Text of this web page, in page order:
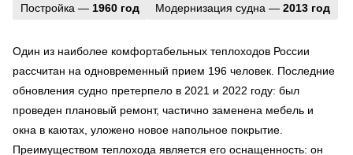
Постройка — 1960 год Модернизация судна — 2013 год
Один из наиболее комфортабельных теплоходов России
рассчитан на одновременный прием 196 человек. Последние
обновления судно претерпело в 2021 и 2022 году: был
проведен плановый ремонт, частично заменена мебель и
окна в каютах, уложено новое напольное покрытие.
Преимуществом теплохода является его оснащенность: он